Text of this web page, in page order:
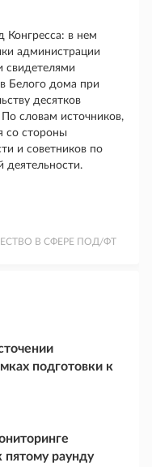
Конгресса: в нем
администрации
свидетелями
Белого дома при
десятков
словам источников,
со стороны
и советников по
деятельности.
В СФЕРЕ ПОД/ФТ
подготовки к
пятому раунду